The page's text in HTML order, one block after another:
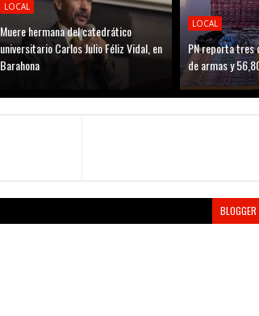
LOCAL
Muere hermana del catedrático
universitario Carlos Julio Féliz Vidal, en
Barahona
LOCAL
PN reporta tres
de armas y
BLOGGER